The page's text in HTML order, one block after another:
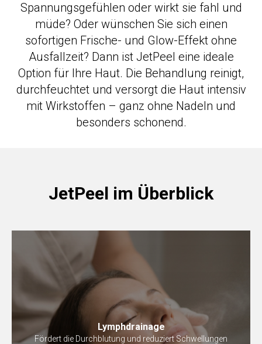
Spannungsgefühlen oder wirkt sie fahl und
müde? Oder wünschen Sie sich einen
sofortigen Frische- und Glow-Effekt ohne
Ausfallzeit? Dann ist JetPeel eine ideale
Option für Ihre Haut. Die Behandlung reinigt,
durchfeuchtet und versorgt die Haut intensiv
mit Wirkstoffen – ganz ohne Nadeln und
besonders schonend.
JetPeel im Überblick
Lymphdrainage
Fördert die Durchblutung und reduziert Schwellungen